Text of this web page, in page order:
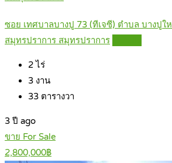
ซอย เทศบาลบางปู 73 (ทีเจซี) ตำบล บางปูใ
สมุทรปราการ สมุทรปราการ
2ไร่
3 งาน
33 ตารางวา
3 ปี ago
ขาย For Sale
2,800,000฿